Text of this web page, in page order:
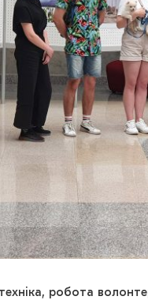
техніка, робота